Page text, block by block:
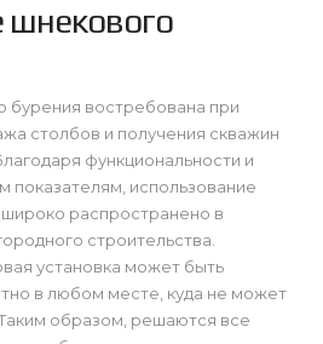
бурения востребована при
столбов и получения скважин
функциональности и
показателям, использование
распространено в
строительства.
установка может быть
в любом месте, куда не может
образом, решаются все